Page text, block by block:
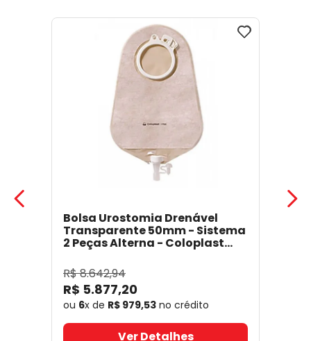
Bolsa Urostomia Drenável
Transparente 50mm - Sistema
2 Peças Alterna - Coloplast
R$8.642,94
R$ 5.877,20
ou 6x de R$ 979,53 no crédito
Ver Detalhes